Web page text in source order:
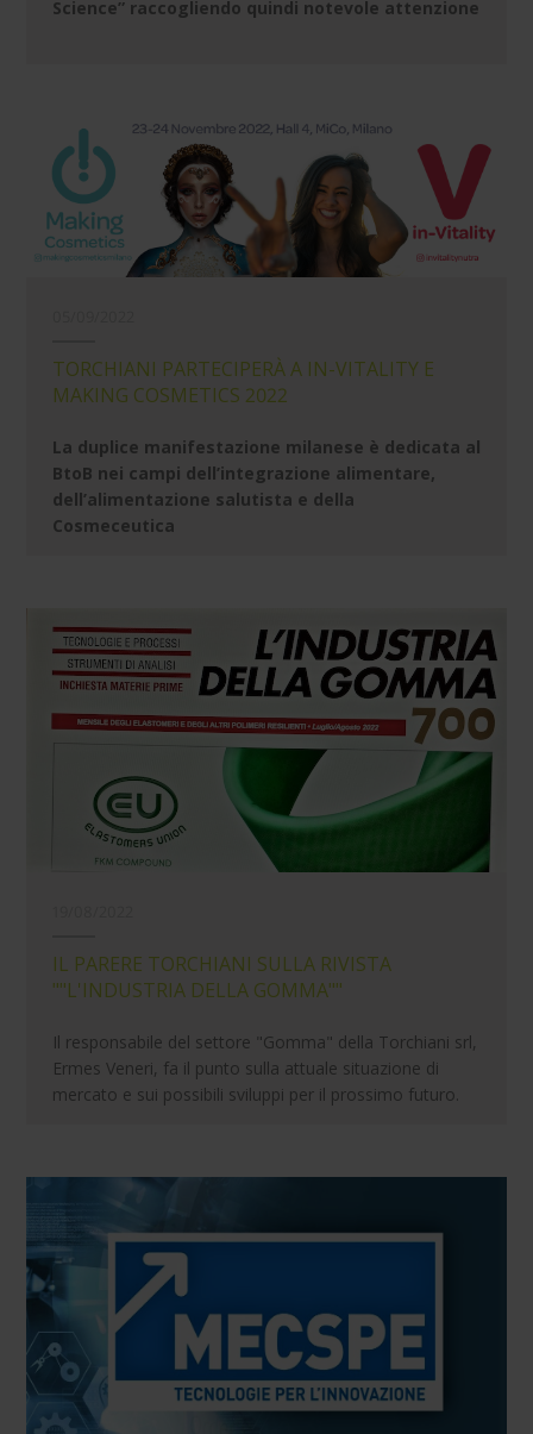
Science” raccogliendo quindi notevole attenzione
TORCHIANI PARTECIPERÀ A IN-VITALITY E
MAKING COSMETICS 2022
La duplice manifestazione milanese è dedicata al
BtoB nei campi dell’integrazione alimentare,
dell’alimentazione salutista e della
Cosmeceutica
IL PARERE TORCHIANI SULLA RIVISTA
""L'INDUSTRIA DELLA GOMMA""
Il responsabile del settore "Gomma" della Torchiani srl,
Ermes Veneri, fa il punto sulla attuale situazione di
mercato e sui possibili sviluppi per il prossimo futuro.